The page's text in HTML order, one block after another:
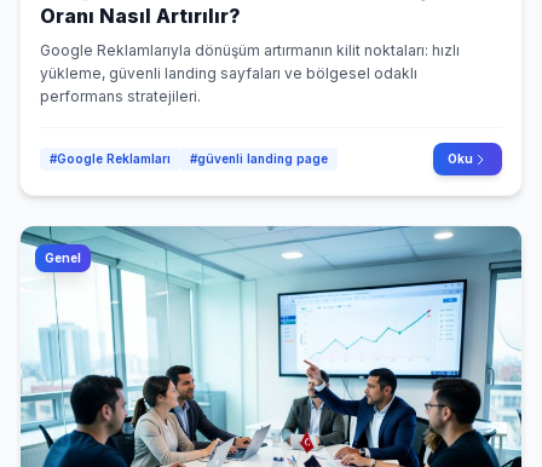
Oranı Nasıl Artırılır?
Google Reklamlarıyla dönüşüm artırmanın kilit noktaları: hızlı
yükleme, güvenli landing sayfaları ve bölgesel odaklı
performans stratejileri.
#Google Reklamları #güvenli landing page Oku
Genel